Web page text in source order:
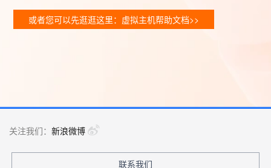
或者您可以先逛逛这里：虚拟主机帮助文档>>